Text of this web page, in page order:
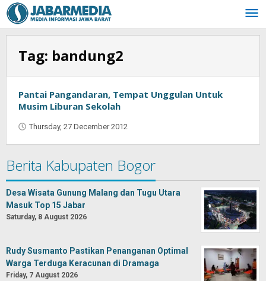
Skip
to
content
Tag: bandung2
Pantai Pangandaran, Tempat Unggulan Untuk
Musim Liburan Sekolah
Thursday, 27 December 2012
Berita Kabupaten Bogor
Desa Wisata Gunung Malang dan Tugu Utara
Masuk Top 15 Jabar
Saturday, 8 August 2026
Rudy Susmanto Pastikan Penanganan Optimal
Warga Terduga Keracunan di Dramaga
Friday, 7 August 2026